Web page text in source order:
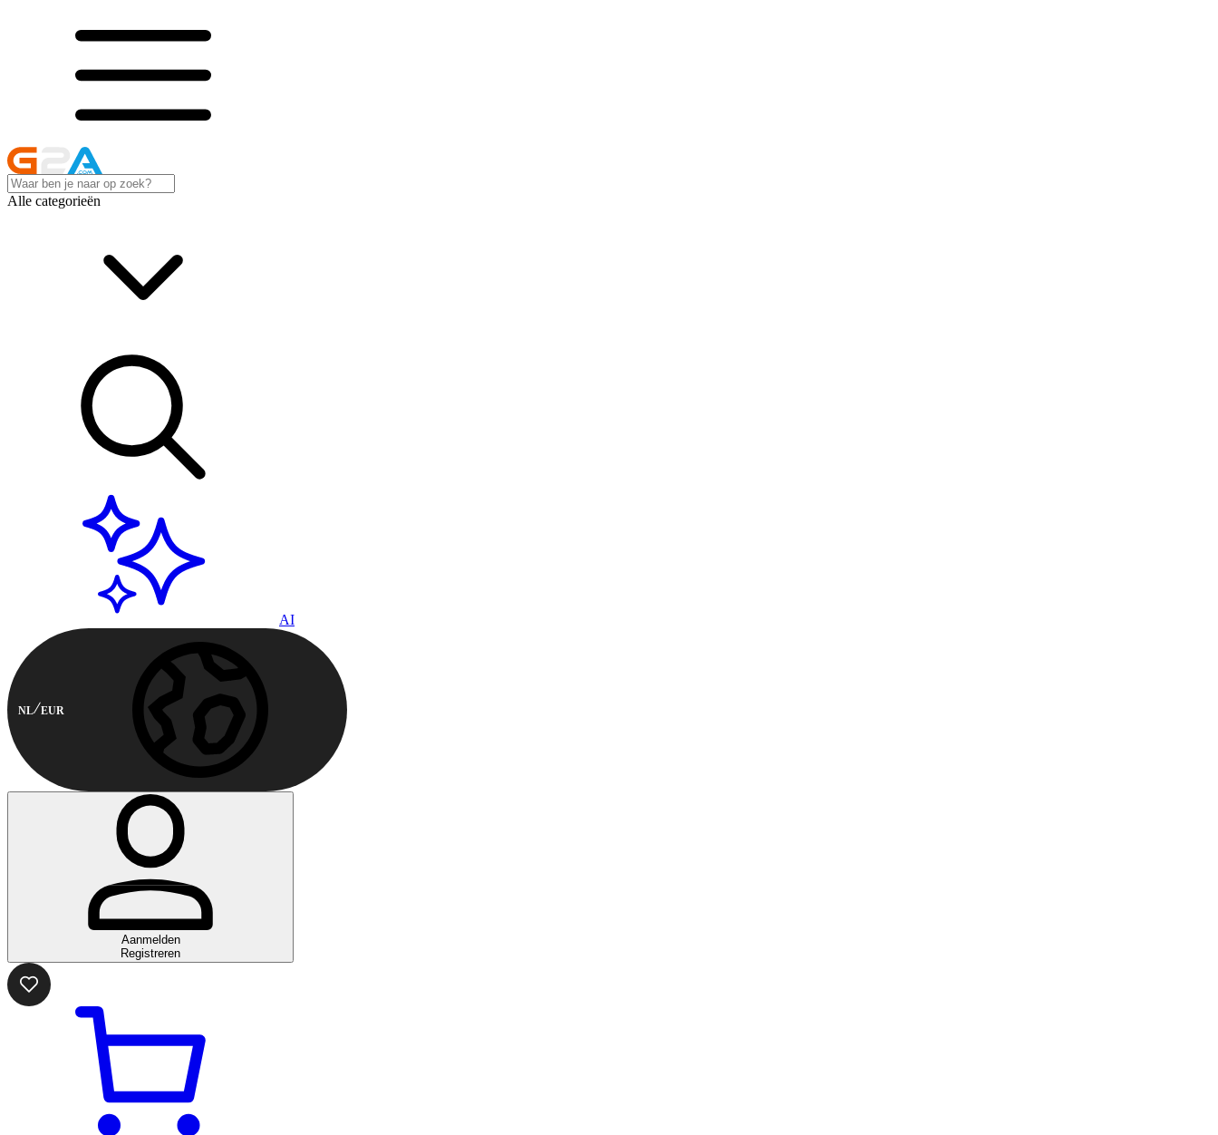
Alle categorieën
AI
NL EUR
Aanmelden
Registreren